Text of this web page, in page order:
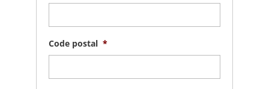
Code postal *